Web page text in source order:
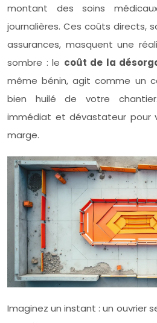
montant des soins
journalières. Ces coûts directs,
assurances, masquent une
sombre : le coût de la
même bénin, agit comme un
bien huilé de votre
immédiat et dévastateur pour
marge.
Imaginez un instant : un ouvrier